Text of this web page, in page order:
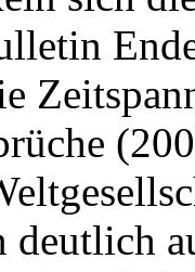
deutlich